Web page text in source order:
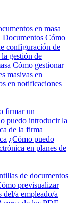
en masa
Documentos Cómo
configuración de
gestión de
Cómo gestionar
masivas en
en notificaciones
firmar un
puedo introducir la
de la firma
¿Cómo puedo
en planes de
de documentos
previsualizar
a empleado/a